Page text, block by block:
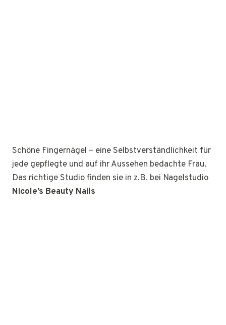
Schöne Fingernägel – eine Selbstverständlichkeit für
jede gepflegte und auf ihr Aussehen bedachte Frau.
Das richtige Studio finden sie in z.B. bei Nagelstudio
Nicole’s Beauty Nails